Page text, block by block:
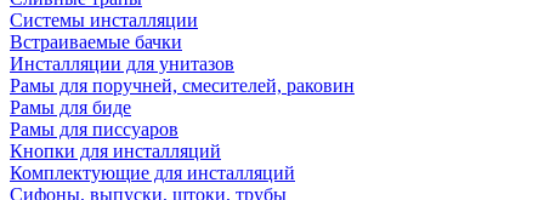
Системы инсталляции
Встраиваемые бачки
Инсталляции для унитазов
Рамы для поручней, смесителей, раковин
Рамы для биде
Рамы для писсуаров
Кнопки для инсталляций
Комплектующие для инсталляций
Сифоны, выпуски, штоки, трубы